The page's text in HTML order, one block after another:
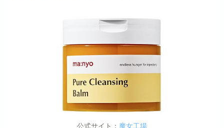
公式サイト： 魔女工場